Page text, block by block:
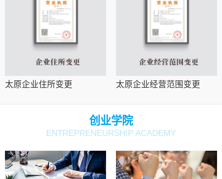
太原企业住所变更 太原企业经营范围变更
创业学院
ENTREPRENEURSHIP ACADEMY